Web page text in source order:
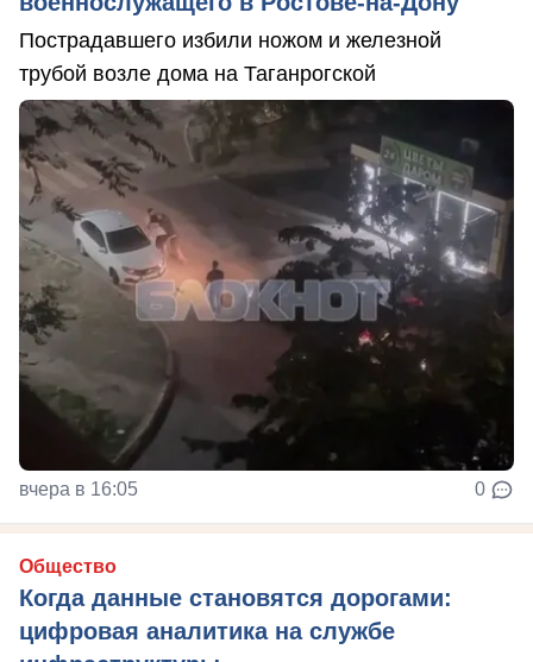
Пострадавшего избили ножом и железной
трубой возле дома на Таганрогской
вчера в 16:05 0
Общество
Когда данные становятся дорогами:
цифровая аналитика на службе